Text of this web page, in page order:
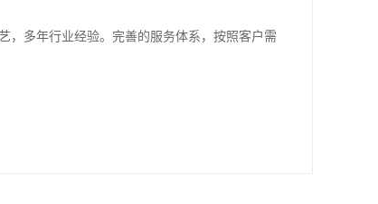
，多年行业经验。完善的服务体系，按照客户需